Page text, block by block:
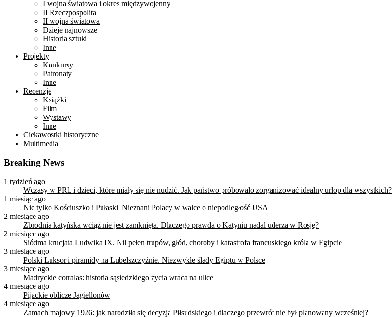
I wojna światowa i okres międzywojenny
II Rzeczpospolita
II wojna światowa
Dzieje najnowsze
Historia sztuki
Inne
Projekty
Konkursy
Patronaty
Inne
Recenzje
Książki
Film
Wystawy
Inne
Ciekawostki historyczne
Multimedia
Breaking News
1 tydzień ago
Wczasy w PRL i dzieci, które miały się nie nudzić. Jak państwo próbowało zorganizować idealny urlop dla wszystkich?
1 miesiąc ago
Nie tylko Kościuszko i Pułaski. Nieznani Polacy w walce o niepodległość USA
2 miesiące ago
Zbrodnia katyńska wciąż nie jest zamknięta. Dlaczego prawda o Katyniu nadal uderza w Rosję?
2 miesiące ago
Siódma krucjata Ludwika IX. Nil pełen trupów, głód, choroby i katastrofa francuskiego króla w Egipcie
3 miesiące ago
Polski Luksor i piramidy na Lubelszczyźnie. Niezwykłe ślady Egiptu w Polsce
3 miesiące ago
Madryckie corralas: historia sąsiedzkiego życia wraca na ulice
4 miesiące ago
Pijackie oblicze Jagiellonów
4 miesiące ago
Zamach majowy 1926: jak narodziła się decyzja Piłsudskiego i dlaczego przewrót nie był planowany wcześniej?